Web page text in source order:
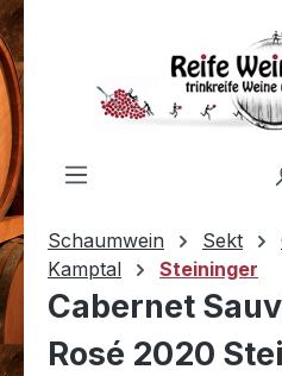
Zum Hauptinhalt springen
Schaumwein Sekt
Kamptal
Steininger
Cabernet
Rosé 2020